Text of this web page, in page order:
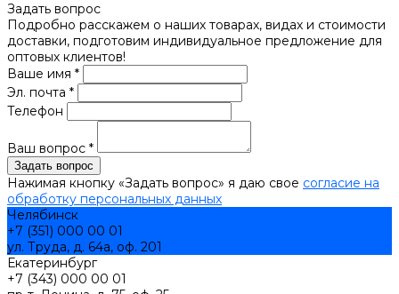
Задать вопрос
Подробно расскажем о наших товарах, видах и стоимости
доставки, подготовим индивидуальное предложение для
оптовых клиентов!
Ваше имя *
Эл. почта *
Телефон
Ваш вопрос *
Нажимая кнопку «Задать вопрос» я даю свое согласие на
обработку персональных данных
Челябинск
+7 (351) 000 00 01
ул. Труда, д. 64а, оф. 201
Екатеринбург
+7 (343) 000 00 01